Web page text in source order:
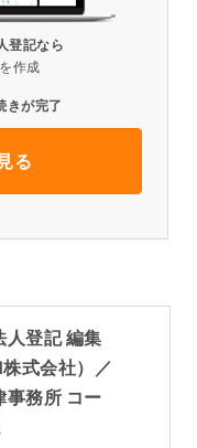
登記なら
作成
きが完了
る
人登記 編集
式会社）／
事務所 コー